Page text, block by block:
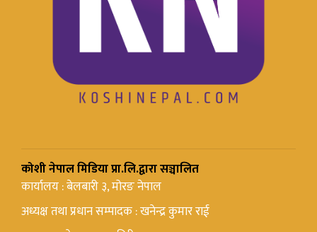
कोशी नेपाल मिडिया प्रा.लि.द्वारा सञ्चालित
कार्यालय : बेलबारी ३, मोरङ नेपाल
अध्यक्ष तथा प्रधान सम्पादक : खनेन्द्र कुमार राई